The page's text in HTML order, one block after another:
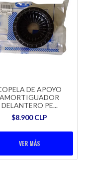
DE APOYO
AMORTIGUADOR
DELANTERO PE...
$8.900 CLP
VER MÁS